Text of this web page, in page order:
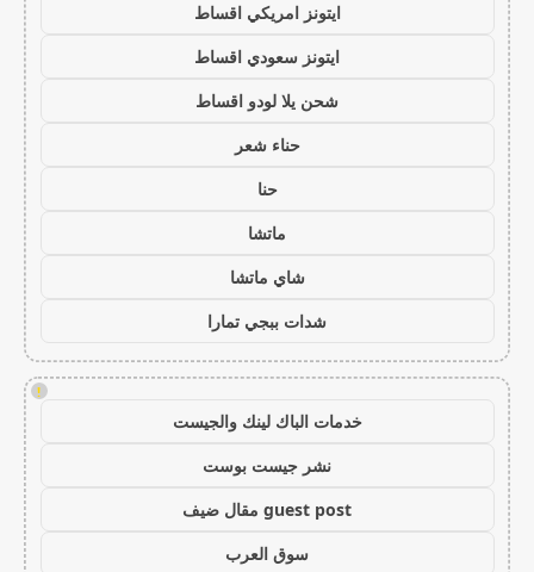
ايتونز امريكي اقساط
ايتونز سعودي اقساط
شحن يلا لودو اقساط
حناء شعر
حنا
ماتشا
شاي ماتشا
شدات ببجي تمارا
!
خدمات الباك لينك والجيست
نشر جيست بوست
guest post مقال ضيف
سوق العرب